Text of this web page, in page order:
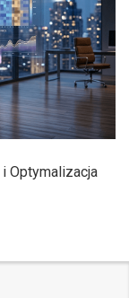
Optymalizacja